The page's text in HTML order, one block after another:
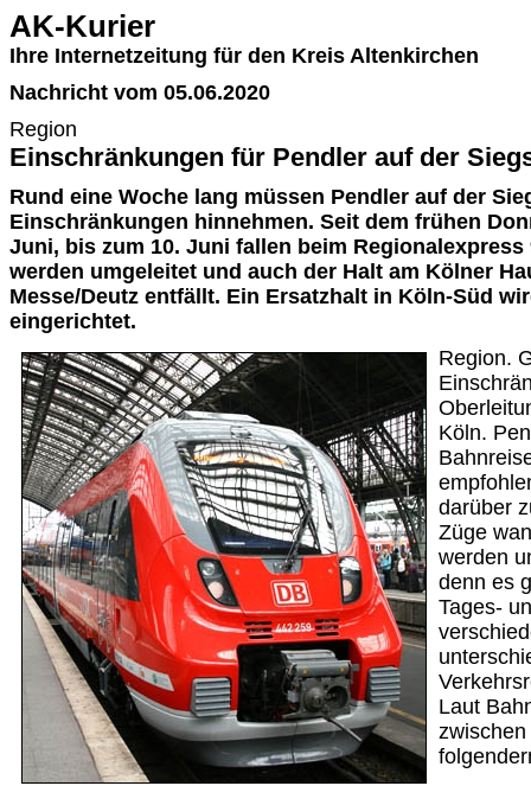
AK-Kurier
Ihre Internetzeitung für den Kreis Altenkirchen
Nachricht vom 05.06.2020
Region
Einschränkungen für Pendler auf der
Rund eine Woche lang müssen Pendler auf der
Einschränkungen hinnehmen. Seit dem frühen
Juni, bis zum 10. Juni fallen beim Regionalexpress
werden umgeleitet und auch der Halt am Kölner
Messe/Deutz entfällt. Ein Ersatzhalt in Köln-Süd
eingerichtet.
Region.
Köln.
darüber
Züge
werden
denn es
Tages-
Laut